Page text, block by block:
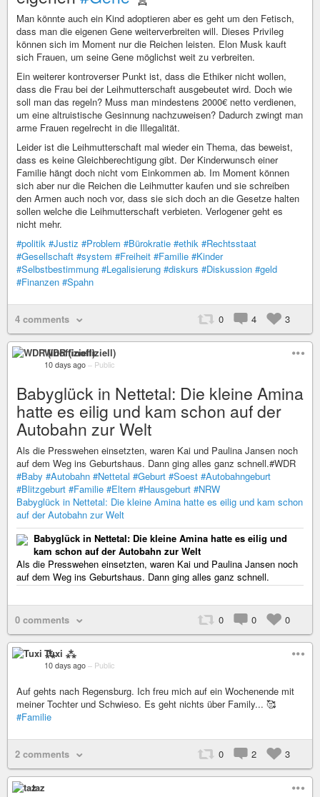
Man könnte auch ein Kind adoptieren aber es geht um den Fetisch,
dass man die eigenen Gene weiterverbreiten will. Dieses Privileg
können sich im Moment nur die Reichen leisten. Elon Musk kauft
sich Frauen, um seine Gene möglichst weit zu verbreiten.
Ein weiterer kontroverser Punkt ist, dass die Ethiker nicht wollen,
dass die Frau bei der Leihmutterschaft ausgebeutet wird. Doch wie
soll man das regeln? Muss man mindestens 2000€ netto verdienen,
um eine altruistische Gesinnung nachzuweisen? Dadurch zwingt man
arme Frauen regelrecht in die Illegalität.
Leider ist die Leihmutterschaft mal wieder ein Thema, das beweist,
dass es keine Gleichberechtigung gibt. Der Kinderwunsch einer
Familie hängt doch nicht vom Einkommen ab. Im Moment können
sich aber nur die Reichen die Leihmutter kaufen und sie schreiben
den Armen auch noch vor, dass sie sich doch an die Gesetze halten
sollen welche die Leihmutterschaft verbieten. Verlogener geht es
nicht mehr.
#politik #Justiz #Problem #Bürokratie #ethik #Rechtsstaat
#Gesellschaft #system #Freiheit #Familie #Kinder
#Selbstbestimmung #Legalisierung #diskurs #Diskussion #geld
#Finanzen #Spahn
4 comments 0 4 3
WDR (inoffiziell)
10 days ago – Public
Babyglück in Nettetal: Die kleine Amina
hatte es eilig und kam schon auf der
Autobahn zur Welt
Als die Presswehen einsetzten, waren Kai und Paulina Jansen noch
auf dem Weg ins Geburtshaus. Dann ging alles ganz schnell.#WDR
#Baby #Autobahn #Nettetal #Geburt #Soest #Autobahngeburt
#Blitzgeburt #Familie #Eltern #Hausgeburt #NRW
Babyglück in Nettetal: Die kleine Amina hatte es eilig und kam schon
auf der Autobahn zur Welt
Babyglück in Nettetal: Die kleine Amina hatte es eilig und
kam schon auf der Autobahn zur Welt
Als die Presswehen einsetzten, waren Kai und Paulina Jansen noch
auf dem Weg ins Geburtshaus. Dann ging alles ganz schnell.
0 comments 0 0 0
Tuxi ⁂
10 days ago – Public
Auf gehts nach Regensburg. Ich freu mich auf ein Wochenende mit
meiner Tochter und Schwieso. Es geht nichts über Family... 🥰
#Familie
2 comments 0 2 3
taz